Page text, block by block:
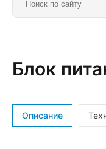
Главная Реле,
Блок
Описание